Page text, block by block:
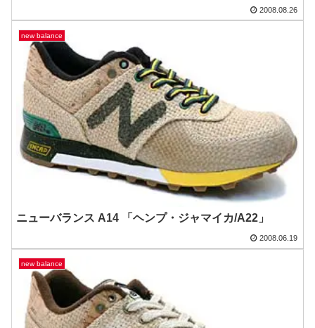
2008.08.26
new balance
ニューバランス A14 「ヘンプ・ジャマイカ/A22」
2008.06.19
new balance